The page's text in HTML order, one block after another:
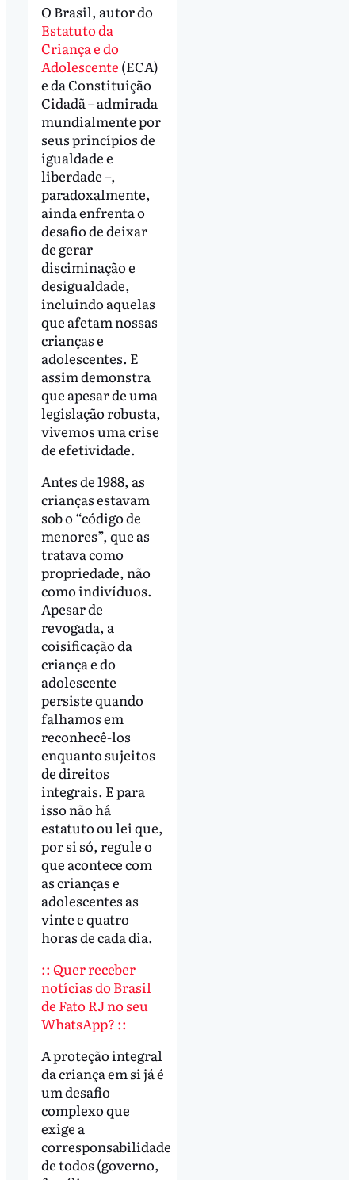
O Brasil, autor do
Estatuto da
Criança e do
Adolescente (ECA)
e da Constituição
Cidadã – admirada
mundialmente por
seus princípios de
igualdade e
liberdade –,
paradoxalmente,
ainda enfrenta o
desafio de deixar
de gerar
disciminação e
desigualdade,
incluindo aquelas
que afetam nossas
crianças e
adolescentes. E
assim demonstra
que apesar de uma
legislação robusta,
vivemos uma crise
de efetividade.
Antes de 1988, as
crianças estavam
sob o “código de
menores”, que as
tratava como
propriedade, não
como indivíduos.
Apesar de
revogada, a
coisificação da
criança e do
adolescente
persiste quando
falhamos em
reconhecê-los
enquanto sujeitos
de direitos
integrais. E para
isso não há
estatuto ou lei que,
por si só, regule o
que acontece com
as crianças e
adolescentes as
vinte e quatro
horas de cada dia.
:: Quer receber
notícias do Brasil
de Fato RJ no seu
WhatsApp? ::
A proteção integral
da criança em si já é
um desafio
complexo que
exige a
corresponsabilidade
de todos (governo,